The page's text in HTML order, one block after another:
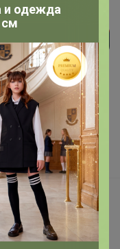
Реклама
и одежда
см